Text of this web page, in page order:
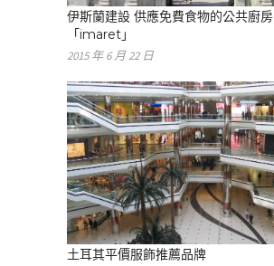
伊斯蘭建設 供應免費食物的公共廚房
「imaret」
2015 年 6 月 22 日
土耳其平價服飾推薦品牌